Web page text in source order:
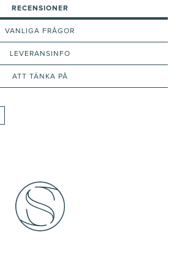
RECENSIONER
VANLIGA FRÅGOR
LEVERANSINFO
ATT TÄNKA PÅ